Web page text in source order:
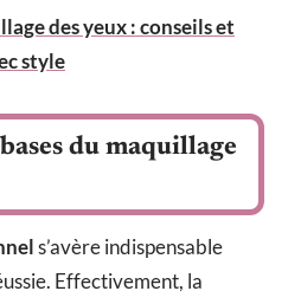
des yeux : conseils et
style
du maquillage
s’avère indispensable
Effectivement, la